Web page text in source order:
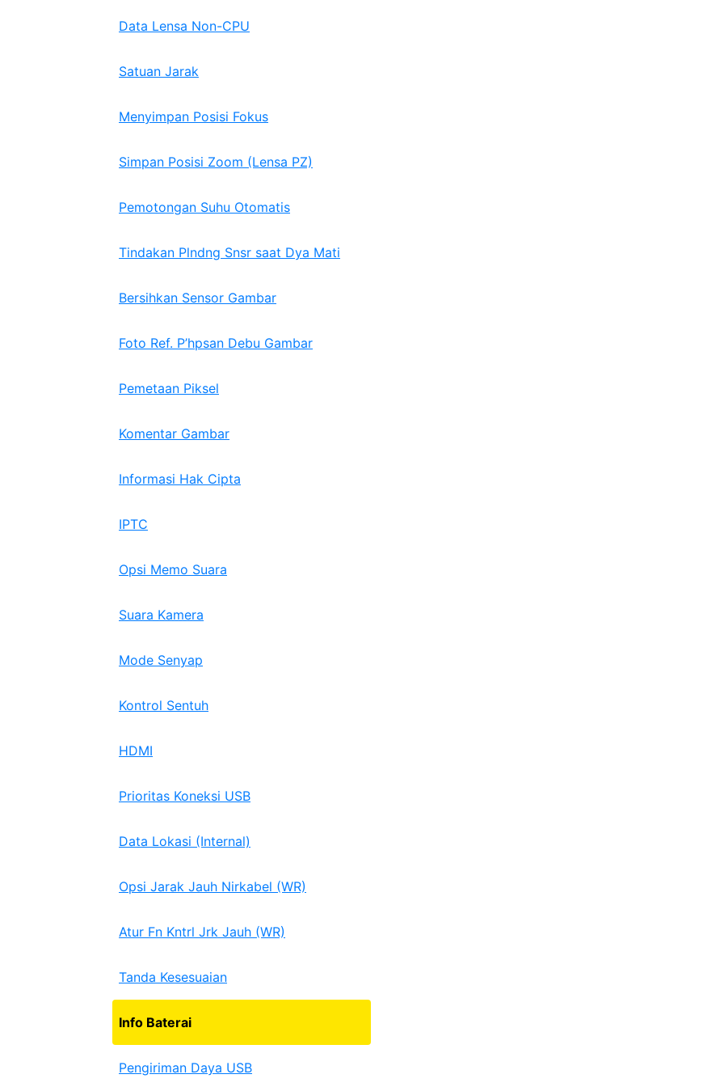
Data Lensa Non-CPU
Satuan Jarak
Menyimpan Posisi Fokus
Simpan Posisi Zoom (Lensa PZ)
Pemotongan Suhu Otomatis
Tindakan Plndng Snsr saat Dya Mati
Bersihkan Sensor Gambar
Foto Ref. P’hpsan Debu Gambar
Pemetaan Piksel
Komentar Gambar
Informasi Hak Cipta
IPTC
Opsi Memo Suara
Suara Kamera
Mode Senyap
Kontrol Sentuh
HDMI
Prioritas Koneksi USB
Data Lokasi (Internal)
Opsi Jarak Jauh Nirkabel (WR)
Atur Fn Kntrl Jrk Jauh (WR)
Tanda Kesesuaian
Info Baterai
Pengiriman Daya USB